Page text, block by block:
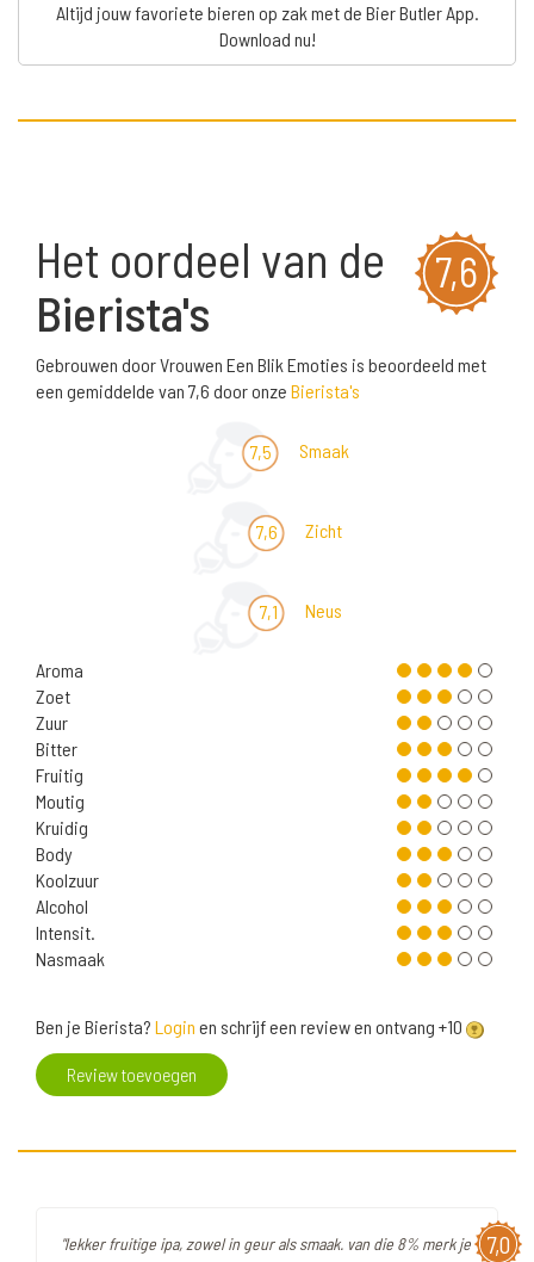
Altijd jouw favoriete bieren op zak met de Bier Butler App.
Download nu!
7,6
Het oordeel van de
Bierista's
Gebrouwen door Vrouwen Een Blik Emoties is beoordeeld met
een gemiddelde van 7,6 door onze Bierista's
7,5 Smaak
7,6 Zicht
7,1 Neus
Aroma
Zoet
Zuur
Bitter
Fruitig
Moutig
Kruidig
Body
Koolzuur
Alcohol
Intensit.
Nasmaak
Ben je Bierista? Login en schrijf een review en ontvang +10
Review toevoegen
7,0
"lekker fruitige ipa, zowel in geur als smaak. van die 8% merk je